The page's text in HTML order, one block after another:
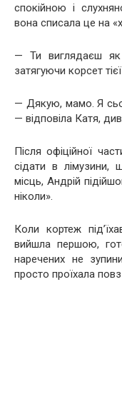
спокійною і
вона списала це на
— Ти виглядаєш
затягуючи корсет
— Дякую, мамо. Я
— відповіла Катя,
Після офіційної
сідати в лімузини,
місць, Андрій
ніколи».
Коли кортеж
вийшла першою,
наречених не
просто проїхала